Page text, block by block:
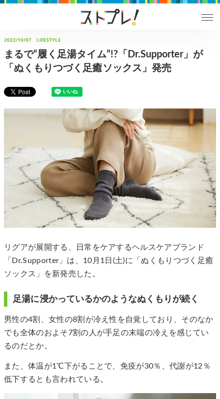
2022/10/07 LIFESTYLE
まるで“履く足湯タイム”!?「Dr.Supporter」が
「ぬくもりつづく足癒ソックス」発売
リグアが展開する、日常をケアするヘルスケアブランド
「Dr.Supporter」は、10月1日(土)に「ぬくもりつづく足癒
ソックス」を新発売した。
足湯に浸かっているかのようなぬくもりが続く
男性の4割、女性の8割が冷え性を自覚しており、そのなか
でも全体のおよそ7割の人が手足の末端の冷えを感じてい
るのだとか。
また、体温が1℃下がることで、免疫が30％、代謝が12％
低下するとも言われている。